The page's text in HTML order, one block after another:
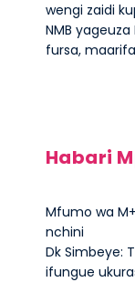
wengi zaidi
NMB
fursa,
Habari
Mfumo wa
nchini
Dk Simbeye:
ifungue